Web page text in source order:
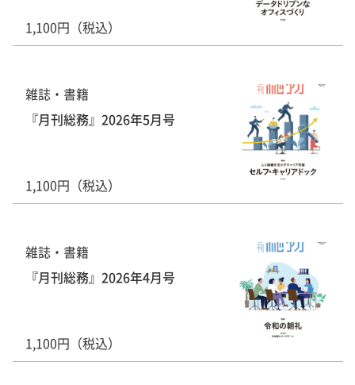
1,100円（税込）
雑誌・書籍
『月刊総務』2026年5月号
1,100円（税込）
雑誌・書籍
『月刊総務』2026年4月号
1,100円（税込）